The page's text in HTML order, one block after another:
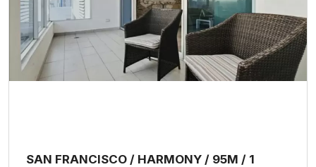
SAN FRANCISCO / HARMONY / 95M / 1